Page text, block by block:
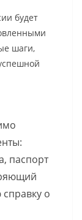
будет
шаги,
паспорт
о